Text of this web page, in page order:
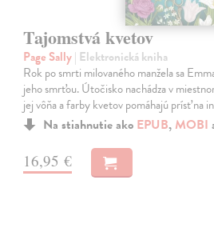
Tajomstvá kvetov
Page Sally| Elektronická kniha
Rok po smrti milovaného manžela sa
jeho smrťou. Útočisko nachádza v
jej vôňa a farby kvetov pomáhajú prísť na
Na stiahnutie ako EPUB, MOBI
16,95 €